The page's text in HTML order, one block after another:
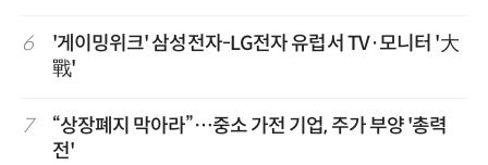
6
'게이밍위크' 삼성전자-LG전자 유럽서 TV·모니터 '大
戰'
7
“상장폐지 막아라”…중소 가전 기업, 주가 부양 '총력
전'